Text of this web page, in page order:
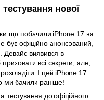
нової
що побачили iPhone 17 на
був офіційно анонсований,
Девайс виявився в
всі секрети, але,
І цей iPhone 17
ми бачили раніше!
тестування до офіційного